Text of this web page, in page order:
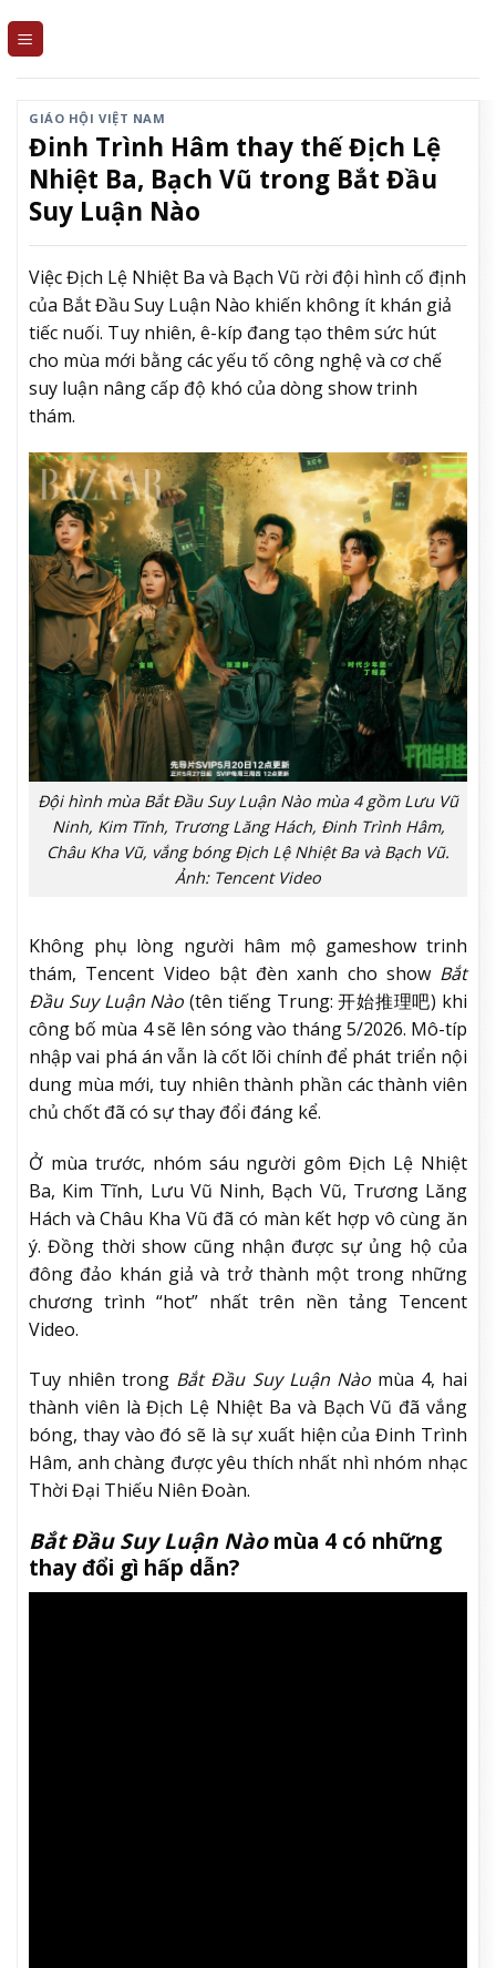
GIÁO HỘI VIỆT NAM
Đinh Trình Hâm thay thế Địch Lệ
Nhiệt Ba, Bạch Vũ trong Bắt Đầu
Suy Luận Nào
Việc Địch Lệ Nhiệt Ba và Bạch Vũ rời đội hình cố định
của Bắt Đầu Suy Luận Nào khiến không ít khán giả
tiếc nuối. Tuy nhiên, ê-kíp đang tạo thêm sức hút
cho mùa mới bằng các yếu tố công nghệ và cơ chế
suy luận nâng cấp độ khó của dòng show trinh
thám.
Đội hình mùa Bắt Đầu Suy Luận Nào mùa 4 gồm Lưu Vũ
Ninh, Kim Tĩnh, Trương Lăng Hách, Đinh Trình Hâm,
Châu Kha Vũ, vắng bóng Địch Lệ Nhiệt Ba và Bạch Vũ.
Ảnh: Tencent Video
Không phụ lòng người hâm mộ gameshow trinh
thám, Tencent Video bật đèn xanh cho show Bắt
Đầu Suy Luận Nào (tên tiếng Trung: 开始推理吧) khi
công bố mùa 4 sẽ lên sóng vào tháng 5/2026. Mô-típ
nhập vai phá án vẫn là cốt lõi chính để phát triển nội
dung mùa mới, tuy nhiên thành phần các thành viên
chủ chốt đã có sự thay đổi đáng kể.
Ở mùa trước, nhóm sáu người gôm Địch Lệ Nhiệt
Ba, Kim Tĩnh, Lưu Vũ Ninh, Bạch Vũ, Trương Lăng
Hách và Châu Kha Vũ đã có màn kết hợp vô cùng ăn
ý. Đồng thời show cũng nhận được sự ủng hộ của
đông đảo khán giả và trở thành một trong những
chương trình “hot” nhất trên nền tảng Tencent
Video.
Tuy nhiên trong Bắt Đầu Suy Luận Nàomùa 4, hai
thành viên là Địch Lệ Nhiệt Ba và Bạch Vũ đã vắng
bóng, thay vào đó sẽ là sự xuất hiện của Đinh Trình
Hâm, anh chàng được yêu thích nhất nhì nhóm nhạc
Thời Đại Thiếu Niên Đoàn.
Bắt Đầu Suy Luận Nàomùa 4 có những
thay đổi gì hấp dẫn?